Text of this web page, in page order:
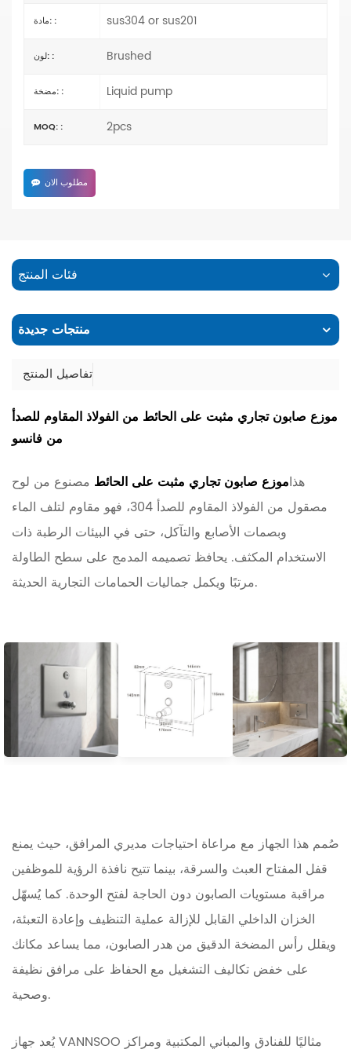
مادة: : sus304 or sus201
لون: : Brushed
مضخة: : Liquid pump
MOQ: : 2pcs
مطلوب الان
فئات المنتج
منتجات جديدة
تفاصيل المنتج
موزع صابون تجاري مثبت على الحائط من الفولاذ المقاوم للصدأ
من فانسو
هذاموزع صابون تجاري مثبت على الحائط مصنوع من لوح
مصقول من الفولاذ المقاوم للصدأ 304، فهو مقاوم لتلف الماء
وبصمات الأصابع والتآكل، حتى في البيئات الرطبة ذات
الاستخدام المكثف. يحافظ تصميمه المدمج على سطح الطاولة
مرتبًا ويكمل جماليات الحمامات التجارية الحديثة.
صُمم هذا الجهاز مع مراعاة احتياجات مديري المرافق، حيث يمنع
قفل المفتاح العبث والسرقة، بينما تتيح نافذة الرؤية للموظفين
مراقبة مستويات الصابون دون الحاجة لفتح الوحدة. كما يُسهّل
الخزان الداخلي القابل للإزالة عملية التنظيف وإعادة التعبئة،
ويقلل رأس المضخة الدقيق من هدر الصابون، مما يساعد مكانك
على خفض تكاليف التشغيل مع الحفاظ على مرافق نظيفة
وصحية.
يُعد جهاز VANNSOO مثاليًا للفنادق والمباني المكتبية ومراكز